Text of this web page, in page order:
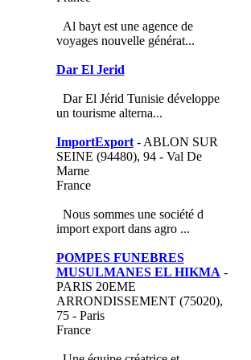
Al bayt est une agence de
voyages nouvelle générat...
Dar El Jerid
Dar El Jérid Tunisie développe
un tourisme alterna...
ImportExport- ABLON SUR
SEINE (94480), 94 - Val De
Marne
France
Nous sommes une société d
import export dans agro ...
POMPES FUNEBRES
MUSULMANES EL HIKMA -
PARIS 20EME
ARRONDISSEMENT (75020),
75 - Paris
France